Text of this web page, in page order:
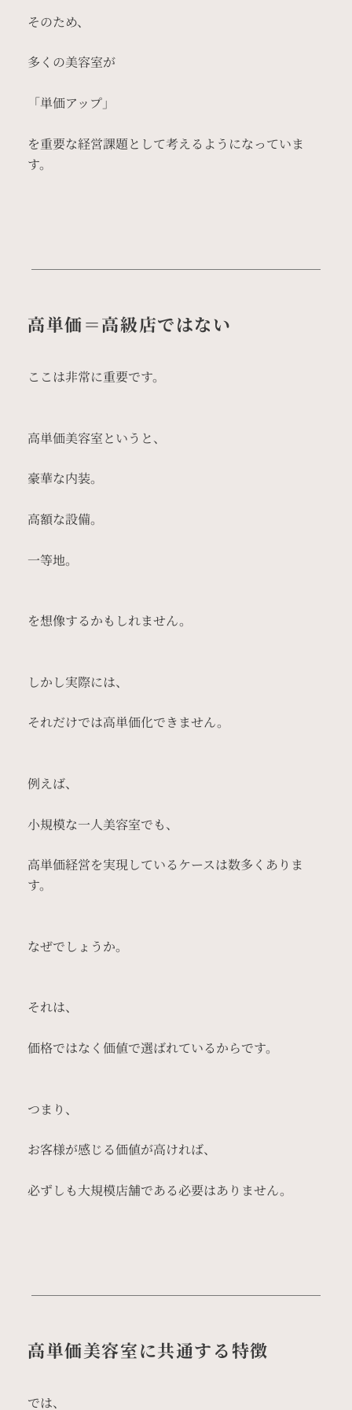
そのため、
多くの美容室が
「単価アップ」
を重要な経営課題として考えるようになっていま
す。
高単価＝高級店ではない
ここは非常に重要です。
高単価美容室というと、
豪華な内装。
高額な設備。
一等地。
を想像するかもしれません。
しかし実際には、
それだけでは高単価化できません。
例えば、
小規模な一人美容室でも、
高単価経営を実現しているケースは数多くありま
す。
なぜでしょうか。
それは、
価格ではなく価値で選ばれているからです。
つまり、
お客様が感じる価値が高ければ、
必ずしも大規模店舗である必要はありません。
高単価美容室に共通する特徴
では、